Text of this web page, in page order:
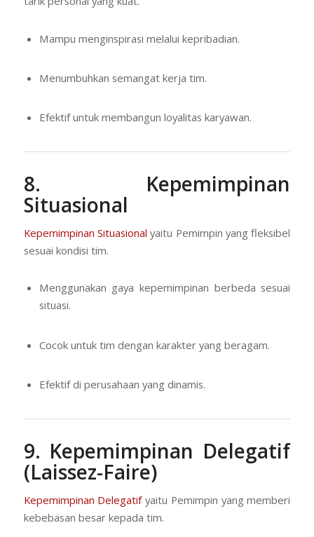
Mampu menginspirasi melalui kepribadian.
Menumbuhkan semangat kerja tim.
Efektif untuk membangun loyalitas karyawan.
8. Kepemimpinan
Situasional
Kepemimpinan Situasional yaitu Pemimpin yang fleksibel
sesuai kondisi tim.
Menggunakan gaya kepemimpinan berbeda sesuai
situasi.
Cocok untuk tim dengan karakter yang beragam.
Efektif di perusahaan yang dinamis.
9. Kepemimpinan Delegatif
(Laissez-Faire)
Kepemimpinan Delegatifyaitu Pemimpin yang memberi
kebebasan besar kepada tim.